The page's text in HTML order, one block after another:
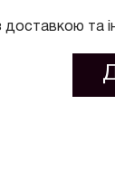
доставкою та